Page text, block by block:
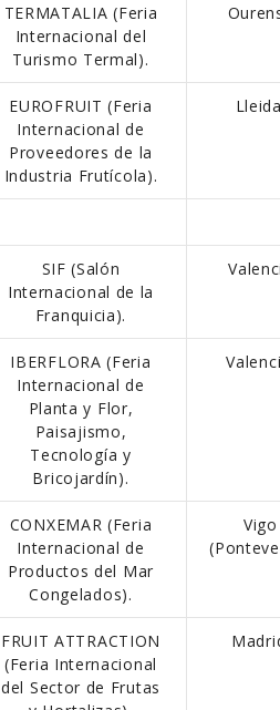
TERMATALIA (Feria
Internacional del
Turismo Termal).
EUROFRUIT (Feria
Internacional de
Proveedores de la
Industria Frutícola).
SIF (Salón
Internacional de la
Franquicia).
IBERFLORA (Feria
Internacional de
Planta y Flor,
Paisajismo,
Tecnología y
Bricojardín).
CONXEMAR (Feria
Internacional de
Productos del Mar
Congelados).
Vigo
FRUIT ATTRACTION
(Feria Internacional
del Sector de Frutas